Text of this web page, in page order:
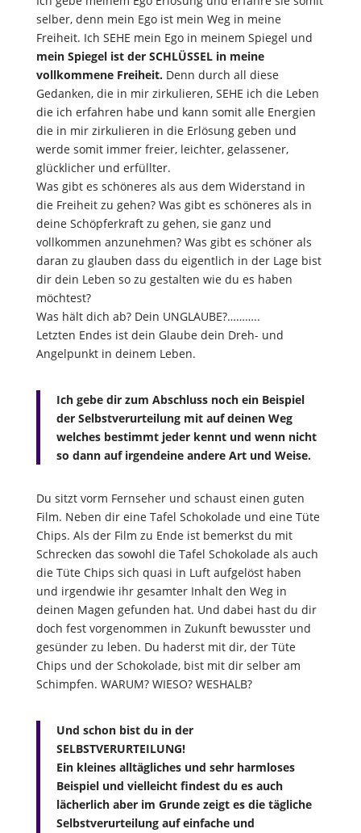
selber, denn mein Ego ist mein Weg in meine
Freiheit. Ich SEHE mein Ego in meinem Spiegel und
mein Spiegel ist der SCHLÜSSEL in meine
vollkommene Freiheit.Denn durch all diese
Gedanken, die in mir zirkulieren, SEHE ich die Leben
die ich erfahren habe und kann somit alle Energien
die in mir zirkulieren in die Erlösung geben und
werde somit immer freier, leichter, gelassener,
glücklicher und erfüllter.
Was gibt es schöneres als aus dem Widerstand in
die Freiheit zu gehen? Was gibt es schöneres als in
deine Schöpferkraft zu gehen, sie ganz und
vollkommen anzunehmen? Was gibt es schöner als
daran zu glauben dass du eigentlich in der Lage bist
dir dein Leben so zu gestalten wie du es haben
möchtest?
Was hält dich ab? Dein UNGLAUBE?………..
Letzten Endes ist dein Glaube dein Dreh- und
Angelpunkt in deinem Leben.
Ich gebe dir zum Abschluss noch ein Beispiel
der Selbstverurteilung mit auf deinen Weg
welches bestimmt jeder kennt und wenn nicht
so dann auf irgendeine andere Art und Weise.
Du sitzt vorm Fernseher und schaust einen guten
Film. Neben dir eine Tafel Schokolade und eine Tüte
Chips. Als der Film zu Ende ist bemerkst du mit
Schrecken das sowohl die Tafel Schokolade als auch
die Tüte Chips sich quasi in Luft aufgelöst haben
und irgendwie ihr gesamter Inhalt den Weg in
deinen Magen gefunden hat. Und dabei hast du dir
doch fest vorgenommen in Zukunft bewusster und
gesünder zu leben. Du haderst mit dir, der Tüte
Chips und der Schokolade, bist mit dir selber am
Schimpfen. WARUM? WIESO? WESHALB?
Und schon bist du in der
SELBSTVERURTEILUNG!
Ein kleines alltägliches und sehr harmloses
Beispiel und vielleicht findest du es auch
lächerlich aber im Grunde zeigt es die tägliche
Selbstverurteilung auf einfache und